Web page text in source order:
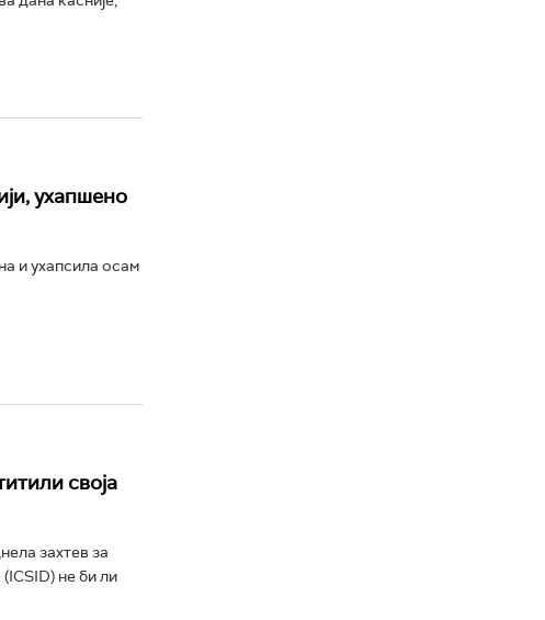
ухапшено
и ухапсила осам
своја
захтев за
не би ли